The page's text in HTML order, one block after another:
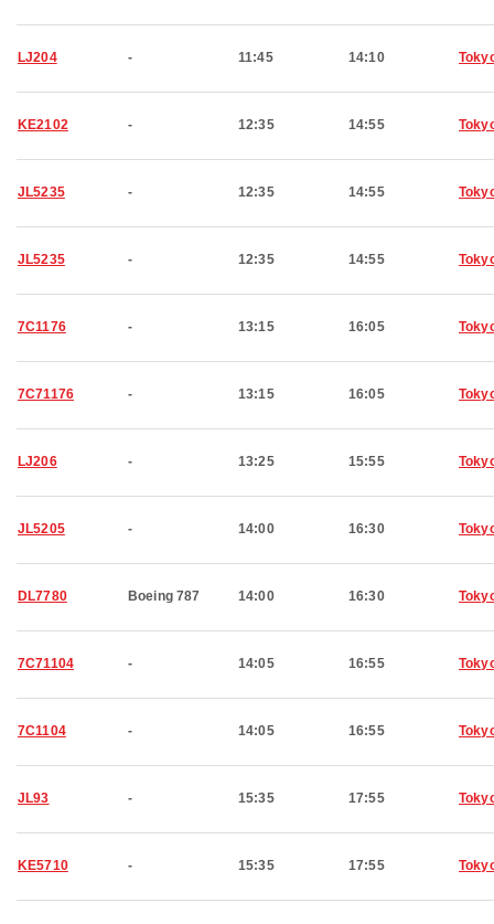
LJ204 - 11:45 14:10
KE2102 - 12:35 14:55
JL5235 - 12:35 14:55
JL5235 - 12:35 14:55
7C1176 - 13:15 16:05
7C71176 - 13:15 16:05
LJ206 - 13:25 15:55
JL5205 - 14:00 16:30
DL7780 Boeing 787 14:00 16:30
7C71104 - 14:05 16:55
7C1104 - 14:05 16:55
JL93 - 15:35 17:55
KE5710 - 15:35 17:55